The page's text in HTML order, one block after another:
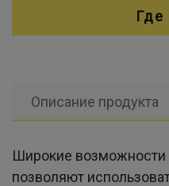
Где
Описание продукта
Широкие возможности
позволяют